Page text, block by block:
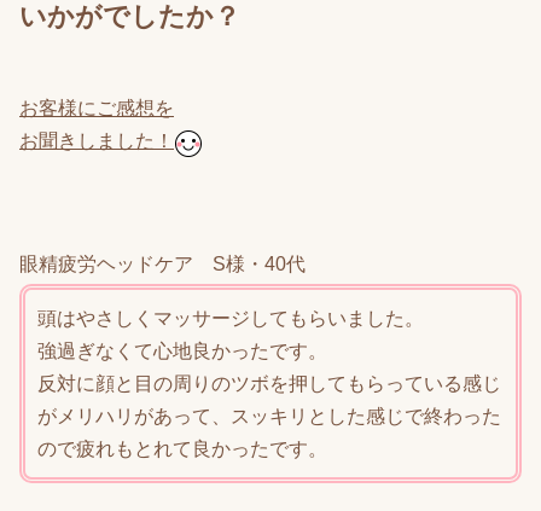
いかがでしたか？
お客様にご感想を
お聞きしました！
眼精疲労ヘッドケア S様・40代
頭はやさしくマッサージしてもらいました。
強過ぎなくて心地良かったです。
反対に顔と目の周りのツボを押してもらっている感じ
がメリハリがあって、スッキリとした感じで終わった
ので疲れもとれて良かったです。